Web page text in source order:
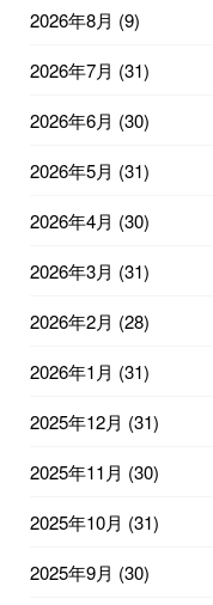
2026年8月 (9)
2026年7月 (31)
2026年6月 (30)
2026年5月 (31)
2026年4月 (30)
2026年3月 (31)
2026年2月 (28)
2026年1月 (31)
2025年12月 (31)
2025年11月 (30)
2025年10月 (31)
2025年9月 (30)